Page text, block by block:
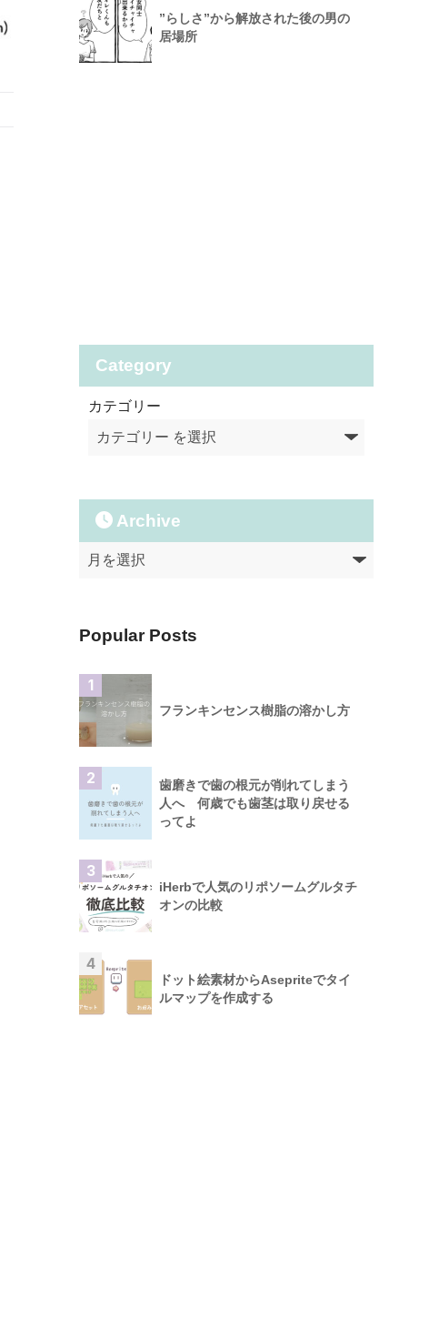
”らしさ”から解放された後の男の
居場所
Category
カテゴリー
Archive
Popular Posts
1
フランキンセンス樹脂の溶かし方
2
歯磨きで歯の根元が削れてしまう
人へ 何歳でも歯茎は取り戻せる
ってよ
3
iHerbで人気のリポソームグルタチ
オンの比較
4
ドット絵素材からAsepriteでタイ
ルマップを作成する